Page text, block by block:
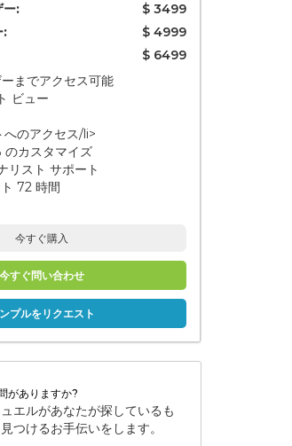
ー:
$ 3499
:
$ 4999
$ 6499
までアクセス可能
ビュー
へのアクセス/li>
のカスタマイズ
リスト サポート
72 時間
今すぐ購入
今すぐ問い合わせ
プルをリクエスト
がありますか?
エルがあなたが探しているも
つけるお手伝いをします。